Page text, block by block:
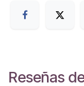
Reseñas